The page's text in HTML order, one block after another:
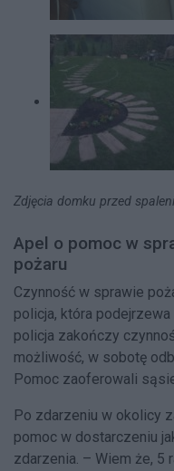
Zdjęcia domku przed
Apel o pomoc w
pożaru
Czynność w sprawie
policja, która
policja zakończy
możliwość, w sobotę
Pomoc zaoferowali
Po zdarzeniu w okolicy
pomoc w dostarczeniu
zdarzenia. – Wiem że, 5